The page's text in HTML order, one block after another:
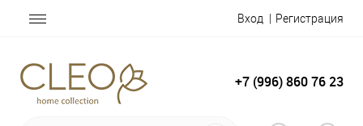
Вход Регистрация
+7 (996) 860 76 23